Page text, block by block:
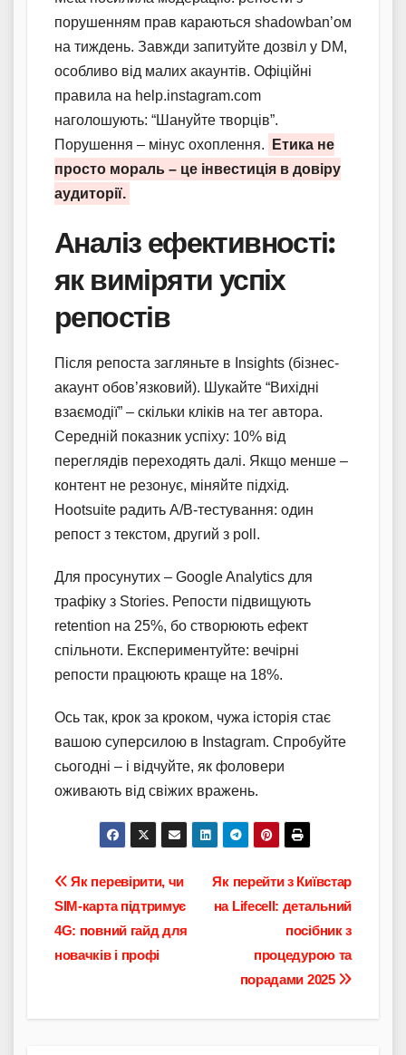
порушенням прав караються shadowban’ом
на тиждень. Завжди запитуйте дозвіл у DM,
особливо від малих акаунтів. Офіційні
правила на help.instagram.com
наголошують: “Шануйте творців”.
Порушення – мінус охоплення.
Етика не
просто мораль – це інвестиція в довіру
аудиторії.
Аналіз ефективності:
як виміряти успіх
репостів
Після репоста загляньте в Insights (бізнес-
акаунт обов’язковий). Шукайте “Вихідні
взаємодії” – скільки кліків на тег автора.
Середній показник успіху: 10% від
переглядів переходять далі. Якщо менше –
контент не резонує, міняйте підхід.
Hootsuite радить A/B-тестування: один
репост з текстом, другий з poll.
Для просунутих – Google Analytics для
трафіку з Stories. Репости підвищують
retention на 25%, бо створюють ефект
спільноти. Експериментуйте: вечірні
репости працюють краще на 18%.
Ось так, крок за кроком, чужа історія стає
вашою суперсилою в Instagram. Спробуйте
сьогодні – і відчуйте, як фоловери
оживають від свіжих вражень.
Навігація
записів
Як перейти з Київстар
на Lifecell: детальний
посібник з
процедурою та
порадами 2025
Як перевірити, чи
SIM-карта підтримує
4G: повний гайд для
новачків і профі